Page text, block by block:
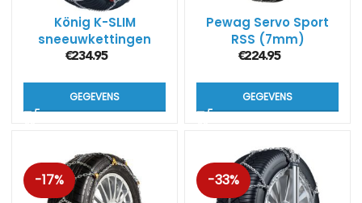
König K-SLIM
sneeuwkettingen
€234.95
GEGEVENS
Pewag Servo Sport
RSS (7mm)
€224.95
GEGEVENS
-17% -33%